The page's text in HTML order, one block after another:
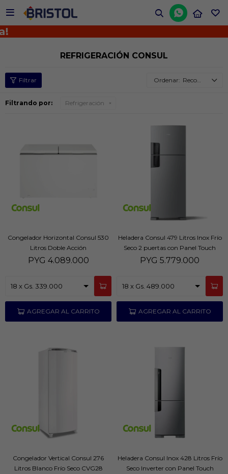


REFRIGERACIÓN CONSUL
Recomendados
Filtrando por: Refrigeración
Congelador Horizontal Consul 530
Litros Doble Acción
PYG 4.089.000
Heladera Consul 479 Litros Inox Frío
Seco 2 puertas con Panel Touch
CRM56
PYG 5.779.000
Congelador Vertical Consul 276
Litros Blanco Frío Seco CVG28
Heladera Consul Inox 428 Litros Frío
Seco Inverter con Panel Touch